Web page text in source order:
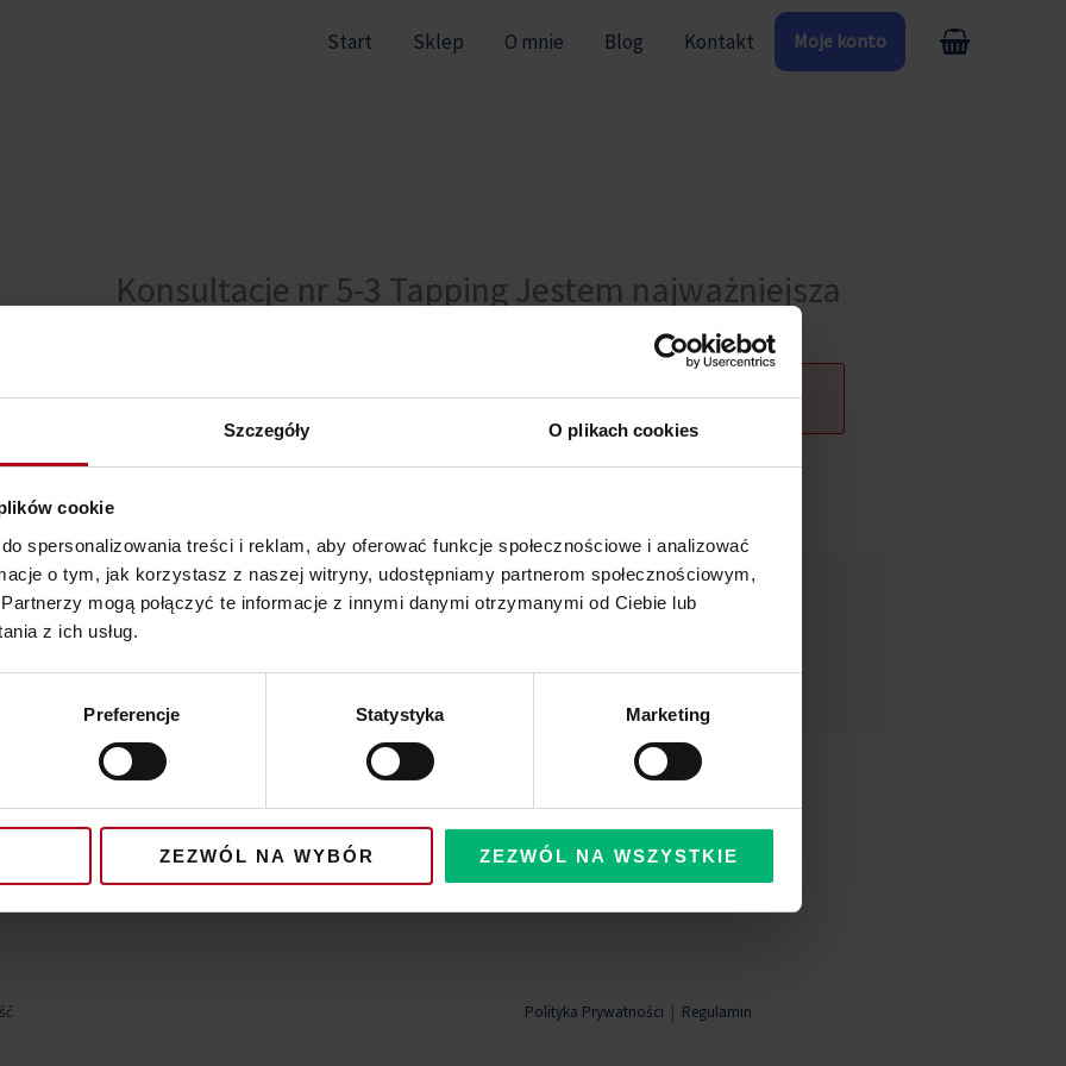
Szczegóły O plikach cookies
cookie
spersonalizowania treści i reklam, aby oferować funkcje społecznościowe i analizować
o tym, jak korzystasz z naszej witryny, udostępniamy partnerom społecznościowym,
mogą połączyć te informacje z innymi danymi otrzymanymi od Ciebie lub
z ich usług.
Preferencje Statystyka Marketing
ZEZWÓL NA WYBÓR ZEZWÓL NA WSZYSTKIE
Start Sklep O mnie Blog Kontakt Moje konto
Konsultacje nr 5-3 Tapping Jestem najważniejsza
Przepraszamy, ale nie masz dostępu do tej sekcji.
Polityka Prywatności | Regulamin